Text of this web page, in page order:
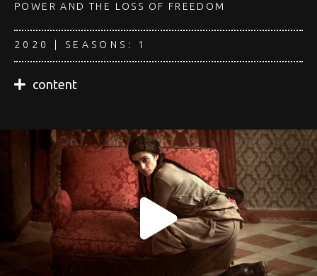
POWER AND THE LOSS OF FREEDOM
2020 | SEASONS: 1
content